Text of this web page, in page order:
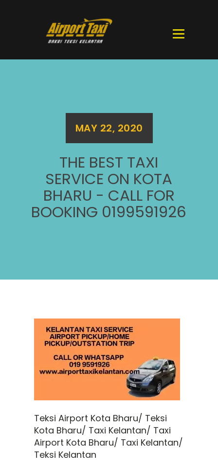
MAY 22, 2020
THE BEST TAXI
SERVICE ON KOTA
BHARU - CALL FOR
BOOKING 0199591926
Teksi Airport Kota Bharu/ Teksi
Kota Bharu/ Taxi Kelantan/ Taxi
Airport Kota Bharu/ Taxi Kelantan/
Teksi Kelantan